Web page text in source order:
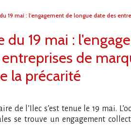
19 mai : l'engagement de longue date des
du 19 mai :
de
la précarité
de l​‌’Ilec s​‌’est tenue le 19 mai.
se trouve un engagement